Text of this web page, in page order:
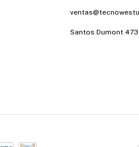
Santos Dumont